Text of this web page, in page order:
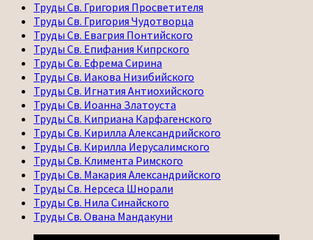
Труды Св. Григория Просветителя
Труды Св. Григория Чудотворца
Труды Св. Евагрия Понтийского
Труды Св. Епифания Кипрского
Труды Св. Ефрема Сирина
Труды Св. Иакова Низибийского
Труды Св. Игнатия Антиохийского
Труды Св. Иоанна Златоуста
Труды Св. Киприана Карфагенского
Труды Св. Кирилла Александрийского
Труды Св. Кирилла Иерусалимского
Труды Св. Климента Римского
Труды Св. Макария Александрийского
Труды Св. Нерсеса Шнорали
Труды Св. Нила Синайского
Труды Св. Ована Мандакуни